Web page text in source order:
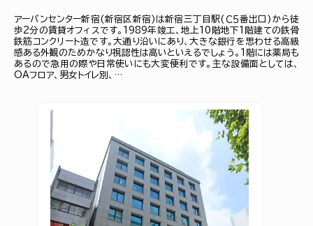
アーバンセンター新宿(新宿区新宿)は新宿三丁目駅(Ｃ５番出口)から徒
歩2分の賃貸オフィスです。1989年竣工、地上10階地下1階建ての鉄骨
鉄筋コンクリート造です。大通り沿いにあり、大きな銀行を思わせる高級
感ある外観のためかなり視認性は高いといえるでしょう。1階には薬局も
あるので急用の際や日常使いにも大変便利です。主な設備面としては、
OAフロア、男女トイレ別、…